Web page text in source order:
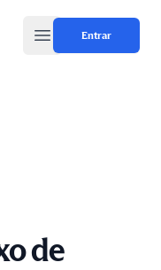
Open main menu
Entrar
de